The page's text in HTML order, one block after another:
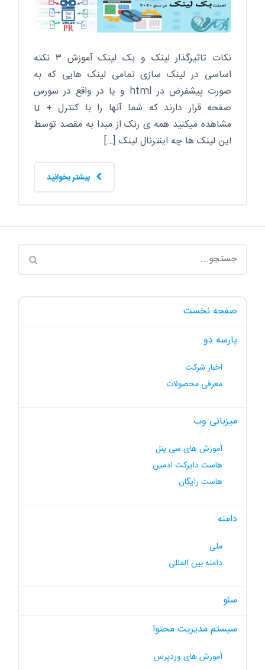
نکات تاثیرگذار لینک و بک لینک آموزش ۳ نکته
اساسی در لینک سازی تمامی لینک هایی که به
صورت پیشفرض در html و یا در واقع در سورس
صفحه قرار دارند که شما آنها را با کنترل + u
مشاهده میکنید همه ی رنک از مبدا به مقصد توسط
این لینک ها چه اینترنال لینک […]
صفحه نخست
پارسه دو
اخبار شرکت
معرفی محصولات
میزبانی وب
آموزش های سی پنل
هاست دایرکت ادمین
هاست رایگان
دامنه
ملی
دامنه بین المللی
سئو
سیستم مدیریت محتوا
آموزش های وردپرس